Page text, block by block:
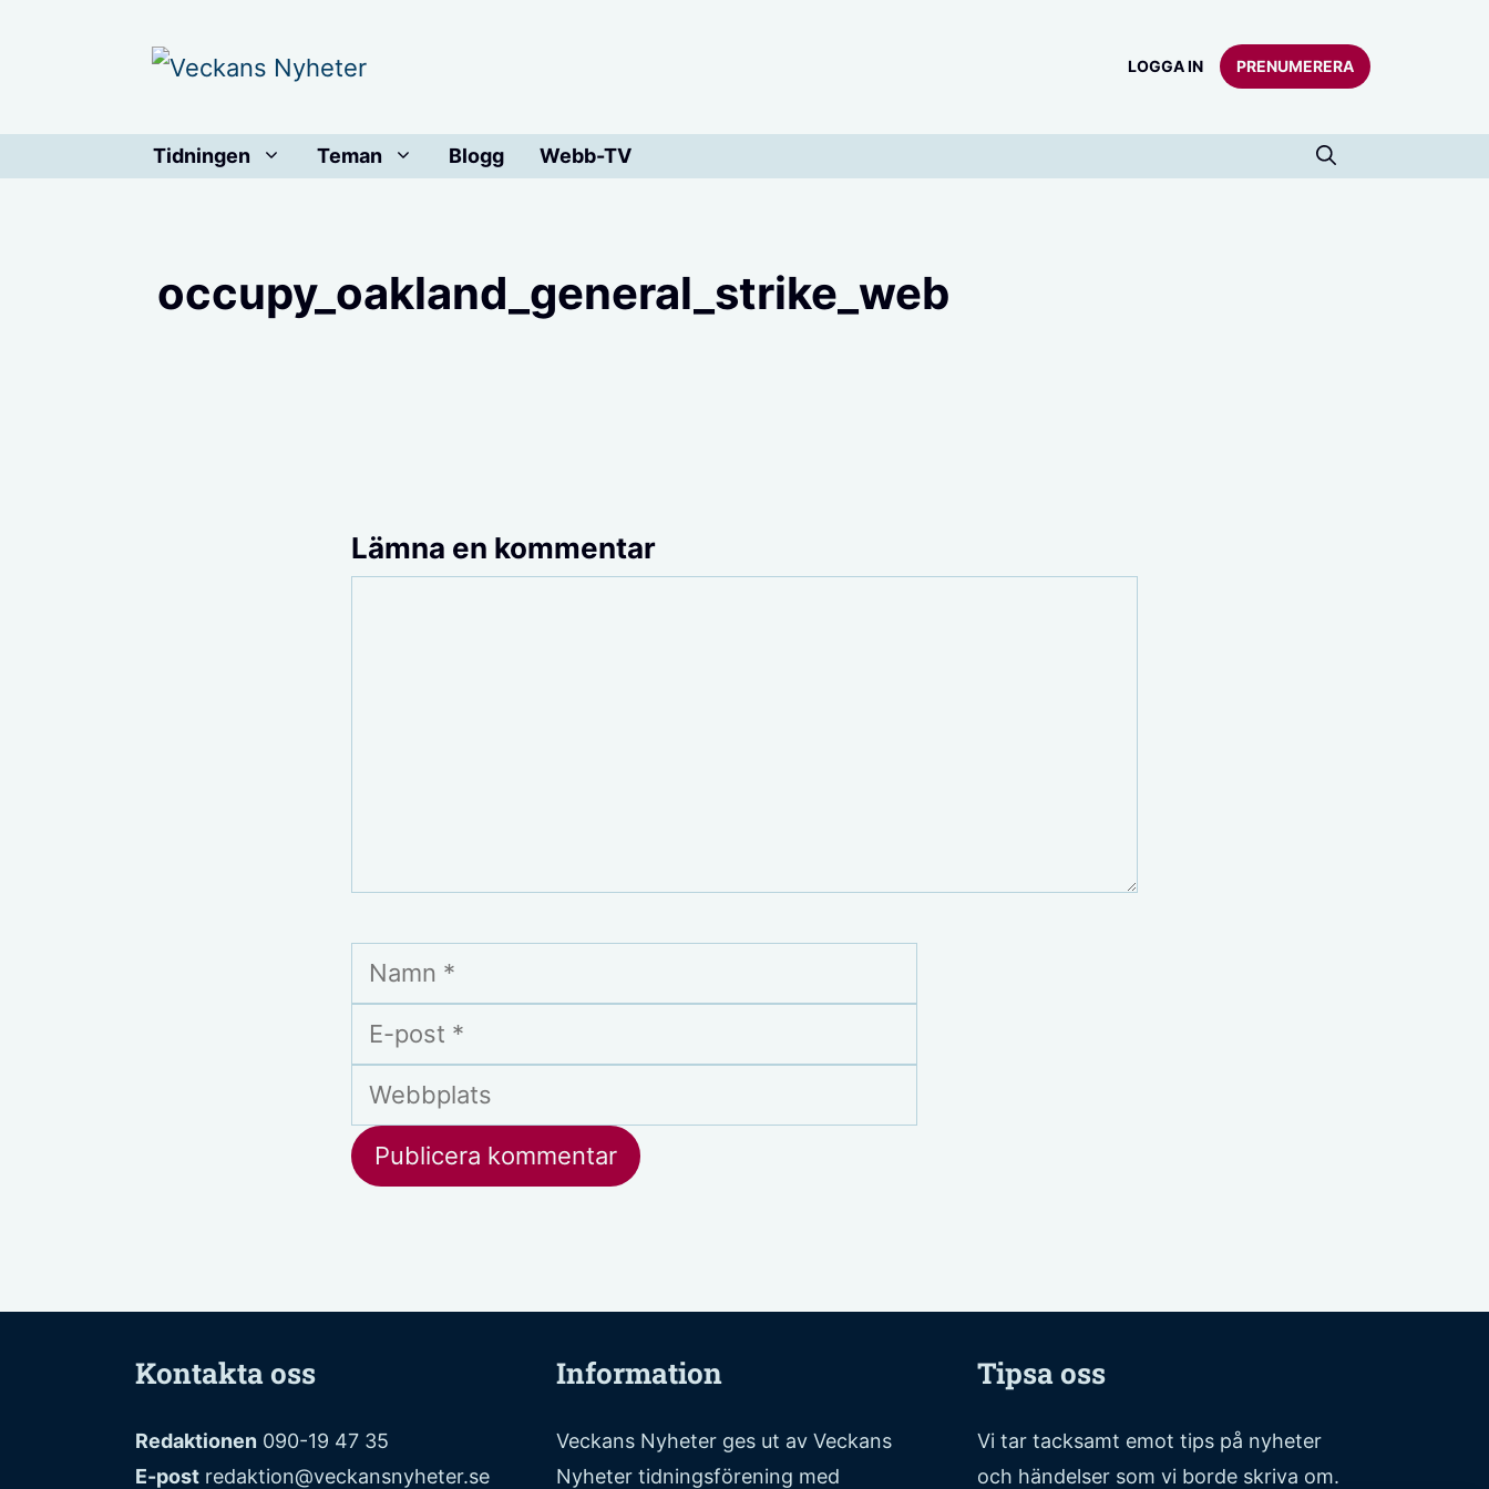
LOGGA IN PRENUMERERA
Tidningen Teman Blogg Webb-TV
occupy_oakland_general_strike_web
Lämna en kommentar
Namn
Kontakta oss
Redaktionen 090-19 47 35
E-post redaktion@veckansnyheter.se
Information
Veckans Nyheter ges ut av Veckans
Nyheter tidningsförening med
Tipsa oss
Vi tar tacksamt emot tips på nyheter
och händelser som vi borde skriva om.